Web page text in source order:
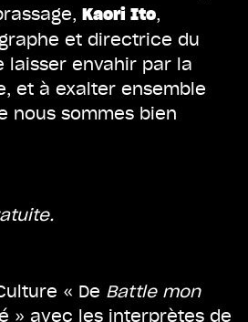
Kaori Ito,
et directrice du
laisser envahir par la
et à exalter ensemble
nous sommes bien
« De Battle mon
» avec les interprètes de